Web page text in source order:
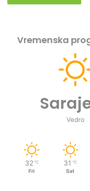
Vremenska
Vedro
32 ℃
Fri
31 ℃
Sat